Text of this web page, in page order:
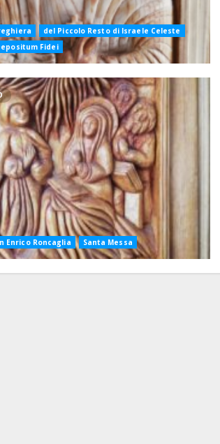
del Piccolo Resto di Israele Celeste
Fidei
Enrico Roncaglia Santa Messa